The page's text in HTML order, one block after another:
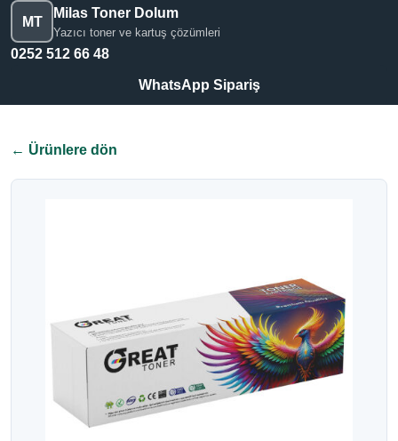
MT
Milas Toner Dolum
Yazıcı toner ve kartuş çözümleri
0252 512 66 48
WhatsApp Sipariş
← Ürünlere dön